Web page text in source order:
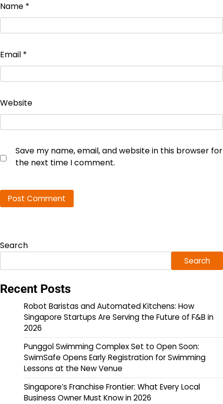
Name *
Email *
Website
Save my name, email, and website in this browser for
the next time I comment.
Search
Search
Recent Posts
Robot Baristas and Automated Kitchens: How
Singapore Startups Are Serving the Future of F&B in
2026
Punggol Swimming Complex Set to Open Soon:
SwimSafe Opens Early Registration for Swimming
Lessons at the New Venue
Singapore’s Franchise Frontier: What Every Local
Business Owner Must Know in 2026